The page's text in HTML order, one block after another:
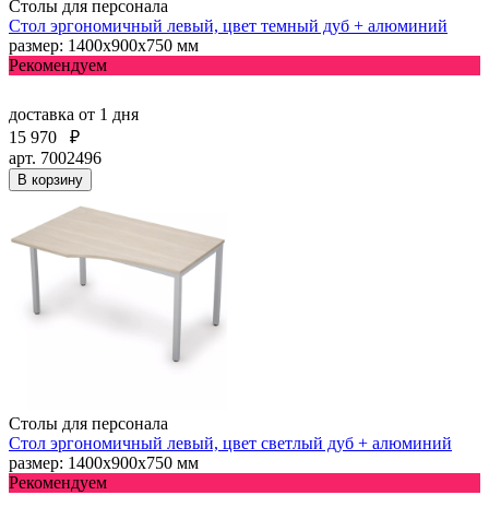
Столы для персонала
Стол эргономичный левый, цвет темный дуб + алюминий
размер: 1400х900х750 мм
Рекомендуем
доставка от 1 дня
15 970
₽
арт. 7002496
В корзину
Столы для персонала
Стол эргономичный левый, цвет светлый дуб + алюминий
размер: 1400х900х750 мм
Рекомендуем